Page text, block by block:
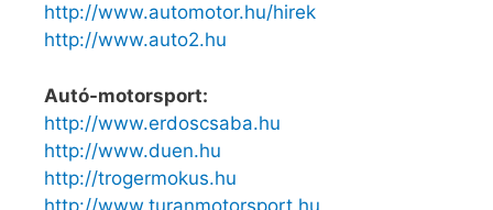
http://www.automotor.hu/hirek
http://www.auto2.hu
Autó-motorsport:
http://www.erdoscsaba.hu
http://www.duen.hu
http://trogermokus.hu
http://www.turanmotorsport.hu